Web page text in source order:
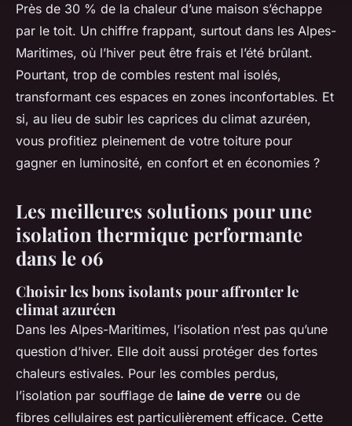
Près de 30 % de la chaleur d’une maison s’échappe
par le toit. Un chiffre frappant, surtout dans les Alpes-
Maritimes, où l’hiver peut être frais et l’été brûlant.
Pourtant, trop de combles restent mal isolés,
transformant ces espaces en zones inconfortables. Et
si, au lieu de subir les caprices du climat azuréen,
vous profitiez pleinement de votre toiture pour
gagner en luminosité, en confort et en économies ?
Les meilleures solutions pour une
isolation thermique performante
dans le 06
Choisir les bons isolants pour affronter le
climat azuréen
Dans les Alpes-Maritimes, l’isolation n’est pas qu’une
question d’hiver. Elle doit aussi protéger des fortes
chaleurs estivales. Pour les combles perdus,
l’isolation par soufflage de laine de verre ou de
fibres cellulaires est particulièrement efficace. Cette